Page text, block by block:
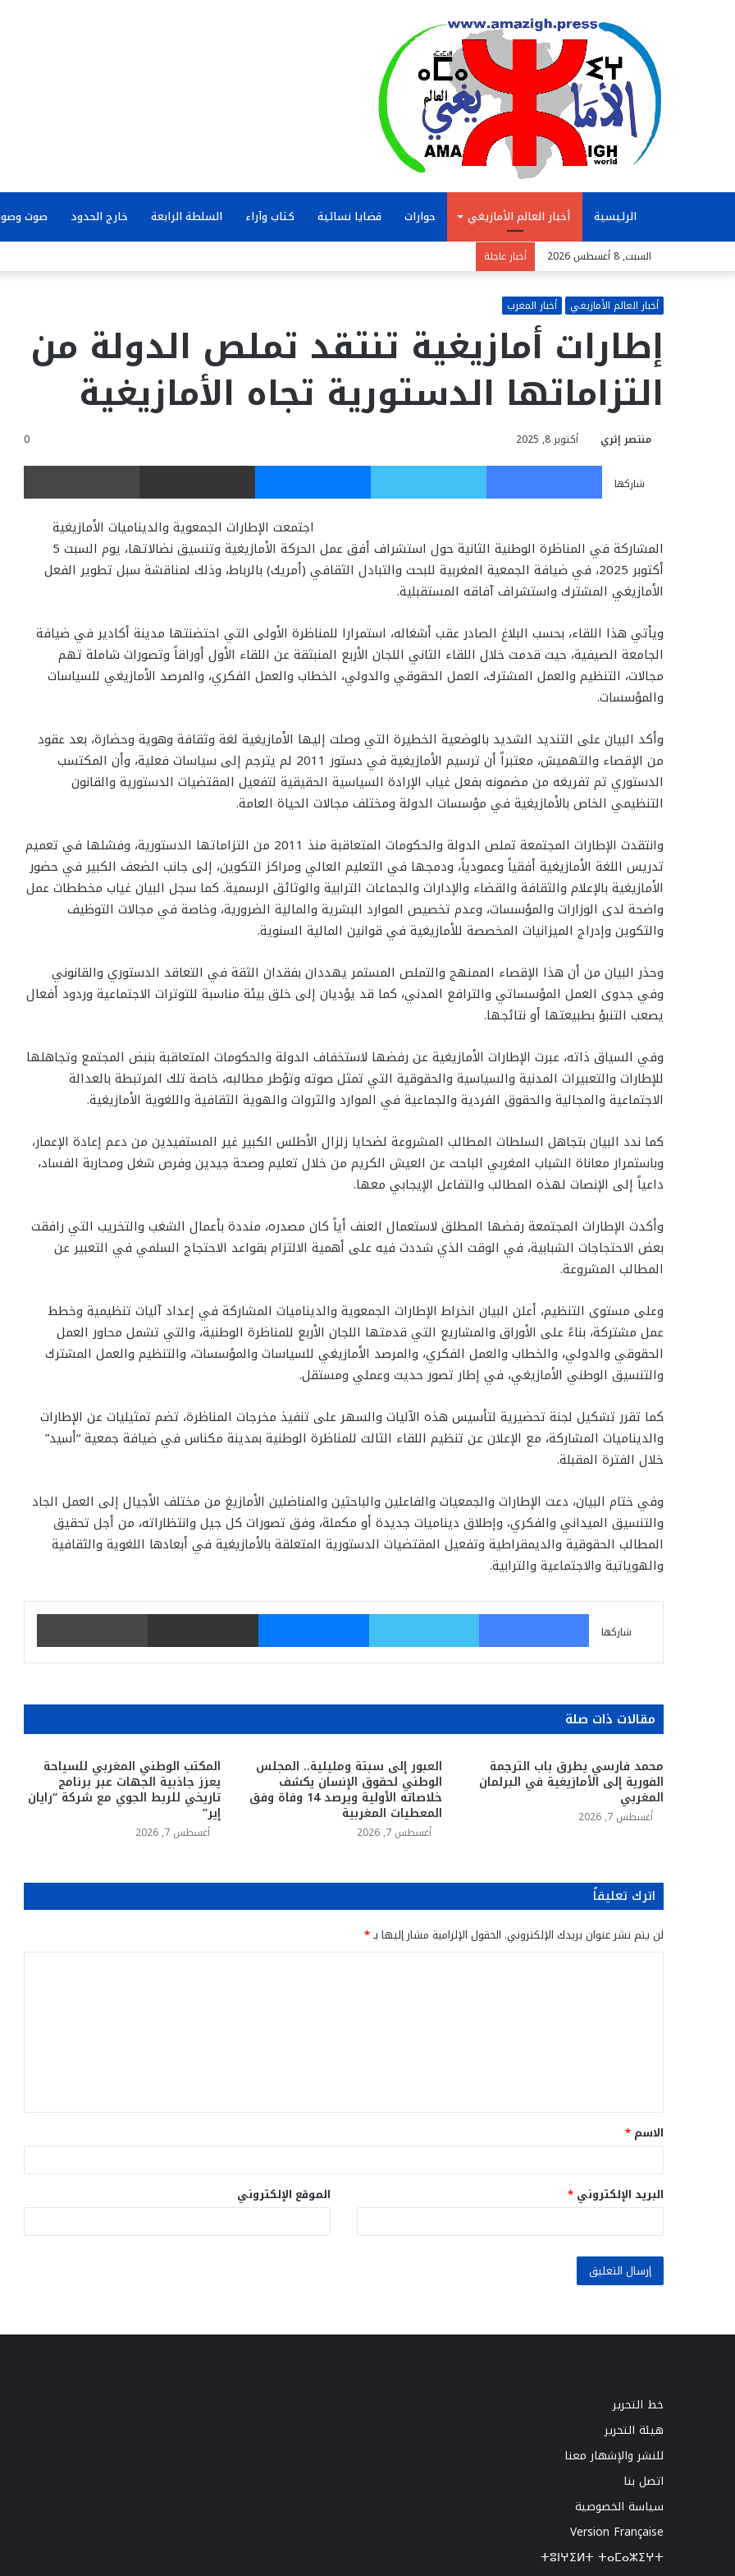
الرئيسية أخبار العالم الأمازيغي حوارات قضايا نسائية كتاب وآراء السلطة الرابعة خارج الحدود صوت
السبت, 8 أغسطس 2026 أخبار عاجلة
أخبار العالم الأمازيغي أخبار المغرب
إطارات أمازيغية تنتقد تملص الدولة من
التزاماتها الدستورية تجاه الأمازيغية
منتصر إثري أكتوبر 8, 2025 0
شاركها
فيسبوك تويتر ماسنجر مشاركة عبر البريد
اجتمعت الإطارات الجمعوية والديناميات الأمازيغية
المشاركة في المناظرة الوطنية الثانية حول استشراف أفق عمل الحركة الأمازيغية وتنسيق نضالاتها، يوم السبت 5
أكتوبر 2025، في ضيافة الجمعية المغربية للبحث والتبادل الثقافي (أمريك) بالرباط، وذلك لمناقشة سبل تطوير الفعل
الأمازيغي المشترك واستشراف آفاقه المستقبلية.
ويأتي هذا اللقاء، بحسب البلاغ الصادر عقب أشغاله، استمرارا للمناظرة الأولى التي احتضنتها مدينة أكادير في ضيافة
الجامعة الصيفية، حيث قدمت خلال اللقاء الثاني اللجان الأربع المنبثقة عن اللقاء الأول أوراقاً وتصورات شاملة تهم
مجالات، التنظيم والعمل المشترك، العمل الحقوقي والدولي، الخطاب والعمل الفكري، والمرصد الأمازيغي للسياسات
والمؤسسات.
وأكد البيان على التنديد الشديد بالوضعية الخطيرة التي وصلت إليها الأمازيغية لغة وثقافة وهوية وحضارة، بعد عقود
من الإقصاء والتهميش، معتبراً أن ترسيم الأمازيغية في دستور 2011 لم يترجم إلى سياسات فعلية، وأن المكتسب
الدستوري تم تفريغه من مضمونه بفعل غياب الإرادة السياسية الحقيقية لتفعيل المقتضيات الدستورية والقانون
التنظيمي الخاص بالأمازيغية في مؤسسات الدولة ومختلف مجالات الحياة العامة.
وانتقدت الإطارات المجتمعة تملص الدولة والحكومات المتعاقبة منذ 2011 من التزاماتها الدستورية، وفشلها في تعميم
تدريس اللغة الأمازيغية أفقياً وعمودياً، ودمجها في التعليم العالي ومراكز التكوين، إلى جانب الضعف الكبير في حضور
الأمازيغية بالإعلام والثقافة والقضاء والإدارات والجماعات الترابية والوثائق الرسمية. كما سجل البيان غياب مخططات عمل
واضحة لدى الوزارات والمؤسسات، وعدم تخصيص الموارد البشرية والمالية الضرورية، وخاصة في مجالات التوظيف
والتكوين وإدراج الميزانيات المخصصة للأمازيغية في قوانين المالية السنوية.
وحذر البيان من أن هذا الإقصاء الممنهج والتملص المستمر يهددان بفقدان الثقة في التعاقد الدستوري والقانوني
وفي جدوى العمل المؤسساتي والترافع المدني، كما قد يؤديان إلى خلق بيئة مناسبة للتوترات الاجتماعية وردود أفعال
يصعب التنبؤ بطبيعتها أو نتائجها.
وفي السياق ذاته، عبرت الإطارات الأمازيغية عن رفضها لاستخفاف الدولة والحكومات المتعاقبة بنبض المجتمع وتجاهلها
للإطارات والتعبيرات المدنية والسياسية والحقوقية التي تمثل صوته وتؤطر مطالبه، خاصة تلك المرتبطة بالعدالة
الاجتماعية والمجالية والحقوق الفردية والجماعية في الموارد والثروات والهوية الثقافية واللغوية الأمازيغية.
كما ندد البيان بتجاهل السلطات المطالب المشروعة لضحايا زلزال الأطلس الكبير غير المستفيدين من دعم إعادة الإعمار،
وباستمرار معاناة الشباب المغربي الباحث عن العيش الكريم من خلال تعليم وصحة جيدين وفرص شغل ومحاربة الفساد،
داعياً إلى الإنصات لهذه المطالب والتفاعل الإيجابي معها.
وأكدت الإطارات المجتمعة رفضها المطلق لاستعمال العنف أياً كان مصدره، منددة بأعمال الشغب والتخريب التي رافقت
بعض الاحتجاجات الشبابية، في الوقت الذي شددت فيه على أهمية الالتزام بقواعد الاحتجاج السلمي في التعبير عن
المطالب المشروعة.
وعلى مستوى التنظيم، أعلن البيان انخراط الإطارات الجمعوية والديناميات المشاركة في إعداد آليات تنظيمية وخطط
عمل مشتركة، بناءً على الأوراق والمشاريع التي قدمتها اللجان الأربع للمناظرة الوطنية، والتي تشمل محاور العمل
الحقوقي والدولي، والخطاب والعمل الفكري، والمرصد الأمازيغي للسياسات والمؤسسات، والتنظيم والعمل المشترك
والتنسيق الوطني الأمازيغي، في إطار تصور حديث وعملي ومستقل.
كما تقرر تشكيل لجنة تحضيرية لتأسيس هذه الآليات والسهر على تنفيذ مخرجات المناظرة، تضم تمثيليات عن الإطارات
والديناميات المشاركة، مع الإعلان عن تنظيم اللقاء الثالث للمناظرة الوطنية بمدينة مكناس في ضيافة جمعية “أسيد”
خلال الفترة المقبلة.
وفي ختام البيان، دعت الإطارات والجمعيات والفاعلين والباحثين والمناضلين الأمازيغ من مختلف الأجيال إلى العمل الجاد
والتنسيق الميداني والفكري، وإطلاق ديناميات جديدة أو مكملة، وفق تصورات كل جيل وانتظاراته، من أجل تحقيق
المطالب الحقوقية والديمقراطية وتفعيل المقتضيات الدستورية المتعلقة بالأمازيغية في أبعادها اللغوية والثقافية
والهوياتية والاجتماعية والترابية.
شاركها
فيسبوك تويتر ماسنجر مشاركة عبر البريد
مقالات ذات صلة
محمد فارسي يطرق باب الترجمة
الفورية إلى الأمازيغية في البرلمان
المغربي
أغسطس 7, 2026
العبور إلى سبتة ومليلية.. المجلس
الوطني لحقوق الإنسان يكشف
خلاصاته الأولية ويرصد 14 وفاة وفق
المعطيات المغربية
أغسطس 7, 2026
المكتب الوطني المغربي للسياحة
يعزز جاذبية الجهات عبر برنامج
تاريخي للربط الجوي مع شركة “رايان
إير”
أغسطس 7, 2026
اترك تعليقاً
لن يتم نشر عنوان بريدك الإلكتروني. الحقول الإلزامية مشار إليها بـ*
ق
*
الاسم *
البريد الإلكتروني * الموقع الإلكتروني
خط التحرير
هيئة التحرير
للنشر والإشهار معنا
اتصل بنا
سياسة الخصوصية
Version Française
ⵜⵓⵏⵖⵉⵍⵜ ⵜⴰⵎⴰⵣⵉⵖⵜ